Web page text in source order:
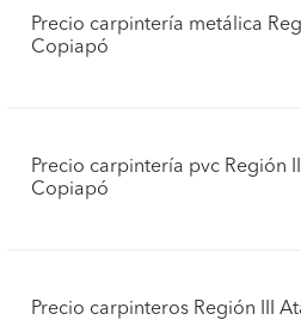
Precio carpintería metálica
Copiapó
Precio carpintería pvc Región
Copiapó
Precio carpinteros Región III